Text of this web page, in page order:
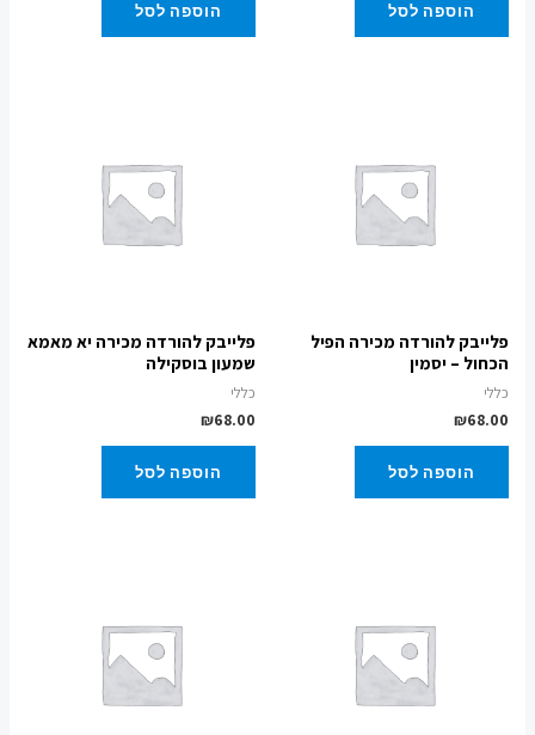
הוספה לסל הוספה לסל
פלייבק להורדה מכירה הפיל
הכחול – יסמין
כללי
₪68.00
הוספה לסל
פלייבק להורדה מכירה יא מאמא
שמעון בוסקילה
כללי
₪68.00
הוספה לסל